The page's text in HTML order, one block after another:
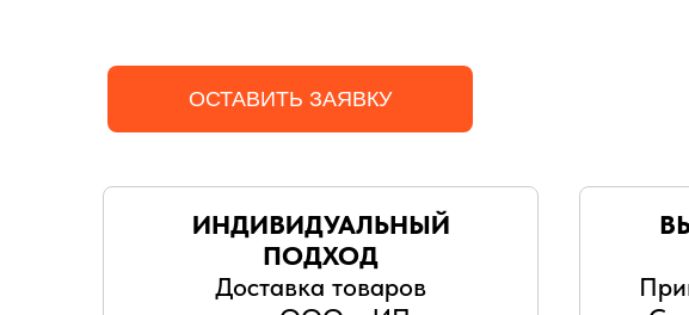
ОСТАВИТЬ ЗАЯВКУ
ИНДИВИДУАЛЬНЫЙ
ПОДХОД
Доставка товаров